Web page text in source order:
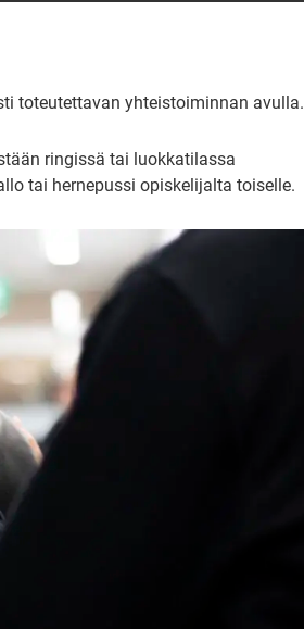
toteutettavan yhteistoiminnan avulla.
ringissä tai luokkatilassa
tai hernepussi opiskelijalta toiselle.